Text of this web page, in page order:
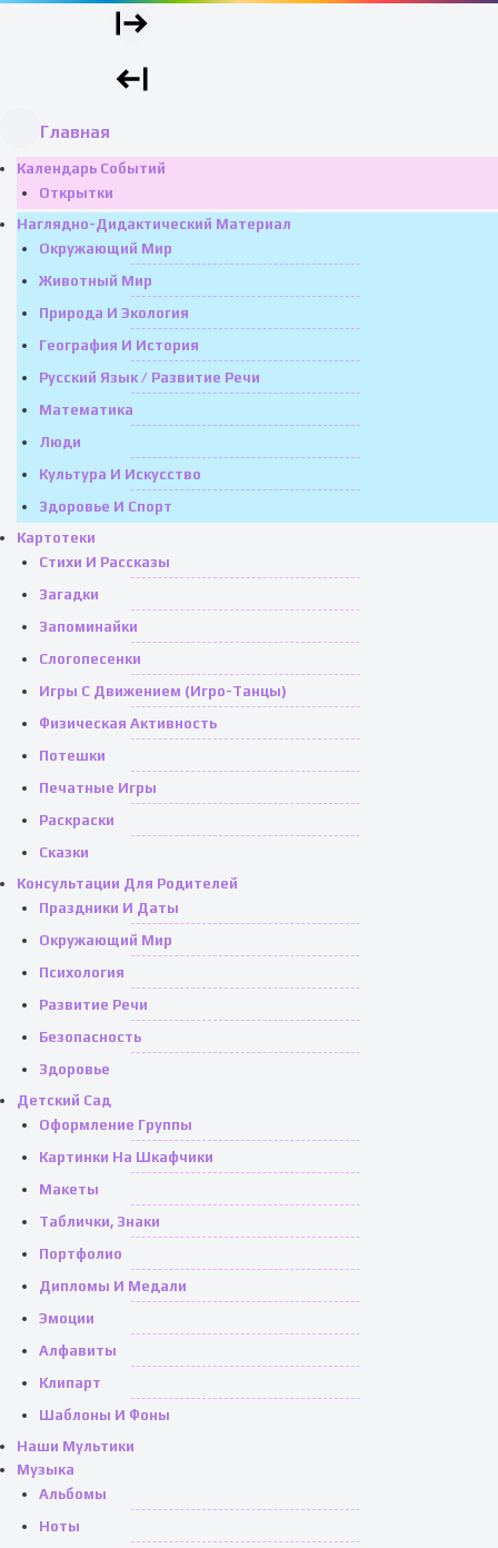
Главная
Календарь Событий
Открытки
Наглядно-Дидактический Материал
Окружающий Мир
Животный Мир
Природа И Экология
География И История
Русский Язык / Развитие Речи
Математика
Люди
Культура И Искусство
Здоровье И Спорт
Картотеки
Стихи И Рассказы
Загадки
Запоминайки
Слогопесенки
Игры С Движением (игро-Танцы)
Физическая Активность
Потешки
Печатные Игры
Раскраски
Сказки
Консультации Для Родителей
Праздники И Даты
Окружающий Мир
Психология
Развитие Речи
Безопасность
Здоровье
Детский Сад
Оформление Группы
Картинки На Шкафчики
Макеты
Таблички, Знаки
Портфолио
Дипломы И Медали
Эмоции
Алфавиты
Клипарт
Шаблоны И Фоны
Наши Мультики
Музыка
Альбомы
Ноты